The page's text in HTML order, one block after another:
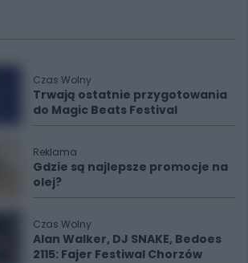
Czas Wolny
Trwają ostatnie przygotowania
do Magic Beats Festival
Reklama
Gdzie są najlepsze promocje na
olej?
Czas Wolny
Alan Walker, DJ SNAKE, Bedoes
2115: Fajer Festiwal Chorzów